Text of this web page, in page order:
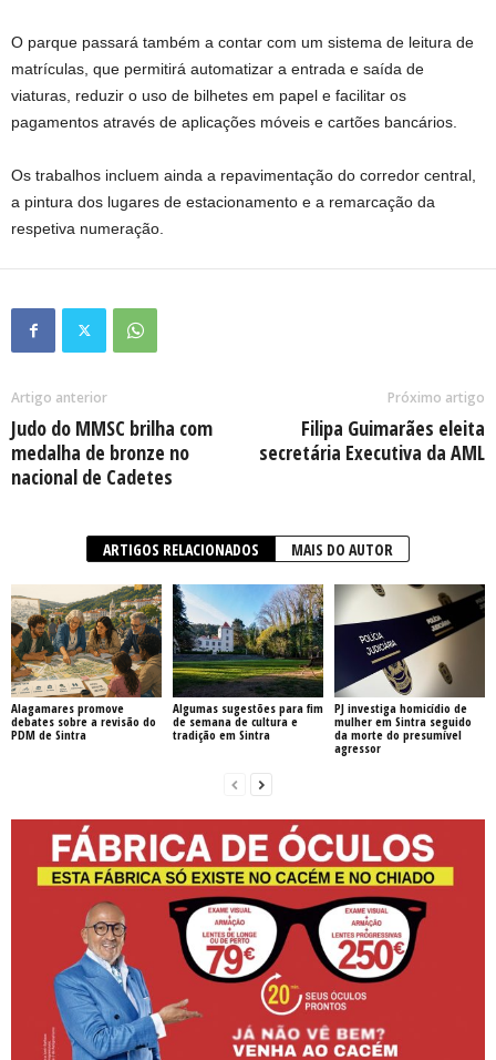
O parque passará também a contar com um sistema de leitura de
matrículas, que permitirá automatizar a entrada e saída de
viaturas, reduzir o uso de bilhetes em papel e facilitar os
pagamentos através de aplicações móveis e cartões bancários.
Os trabalhos incluem ainda a repavimentação do corredor central,
a pintura dos lugares de estacionamento e a remarcação da
respetiva numeração.
Artigo anterior
Judo do MMSC brilha com
medalha de bronze no
nacional de Cadetes
Próximo artigo
Filipa Guimarães eleita
secretária Executiva da AML
ARTIGOS RELACIONADOS MAIS DO AUTOR
Alagamares promove
debates sobre a revisão do
PDM de Sintra
Algumas sugestões para fim
de semana de cultura e
tradição em Sintra
PJ investiga homicídio de
mulher em Sintra seguido
da morte do presumível
agressor